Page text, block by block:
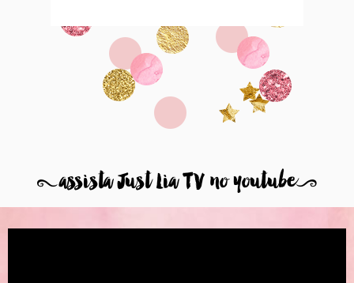
8assista Just Lia TV no youtube9